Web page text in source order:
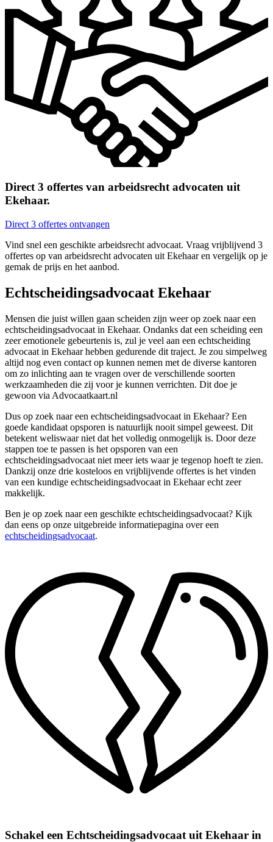
Direct 3 offertes van arbeidsrecht advocaten uit
Ekehaar.
Direct 3 offertes ontvangen
Vind snel een geschikte arbeidsrecht advocaat. Vraag vrijblijvend 3
offertes op van arbeidsrecht advocaten uit Ekehaar en vergelijk op je
gemak de prijs en het aanbod.
Echtscheidingsadvocaat Ekehaar
Mensen die juist willen gaan scheiden zijn weer op zoek naar een
echtscheidingsadvocaat in Ekehaar. Ondanks dat een scheiding een
zeer emotionele gebeurtenis is, zul je veel aan een echtscheiding
advocaat in Ekehaar hebben gedurende dit traject. Je zou simpelweg
altijd nog even contact op kunnen nemen met de diverse kantoren
om zo inlichting aan te vragen over de verschillende soorten
werkzaamheden die zij voor je kunnen verrichten. Dit doe je
gewoon via Advocaatkaart.nl
Dus op zoek naar een echtscheidingsadvocaat in Ekehaar? Een
goede kandidaat opsporen is natuurlijk nooit simpel geweest. Dit
betekent weliswaar niet dat het volledig onmogelijk is. Door deze
stappen toe te passen is het opsporen van een
echtscheidingsadvocaat niet meer iets waar je tegenop hoeft te zien.
Dankzij onze drie kosteloos en vrijblijvende offertes is het vinden
van een kundige echtscheidingsadvocaat in Ekehaar echt zeer
makkelijk.
Ben je op zoek naar een geschikte echtscheidingsadvocaat? Kijk
dan eens op onze uitgebreide informatiepagina over een
echtscheidingsadvocaat.
Schakel een Echtscheidingsadvocaat uit Ekehaar in